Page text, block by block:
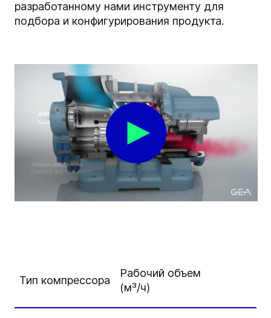
разработанному нами инструменту для
подбора и конфигурирования продукта.
Тип компрессора
Рабочий объем
(м³/ч)